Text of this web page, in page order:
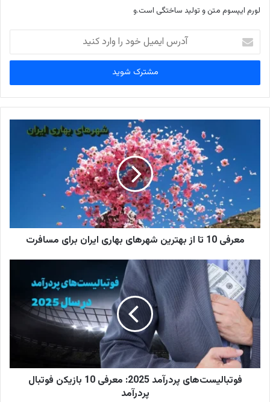
لورم ایپسوم متن و تولید ساختگی است.و
ر
ا
ی
م
د
و
ا
ک
د
معرفی 10 تا از بهترین شهرهای بهاری ایران برای مسافرت
فوتبالیست‌های پردرآمد 2025: معرفی 10 بازیکن فوتبال
پردرآمد